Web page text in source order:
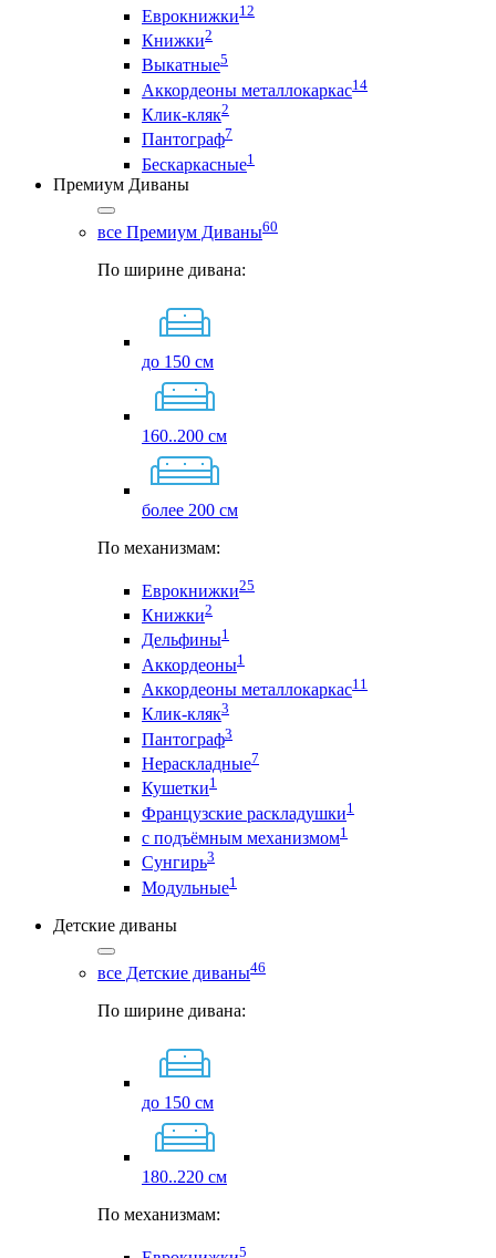
Еврокнижки12
Книжки2
Выкатные5
Аккордеоны металлокаркас14
Клик-кляк2
Пантограф7
Бескаркасные1
Премиум Диваны
все Премиум Диваны60
По ширине дивана:
до 150 см
160..200 см
более 200 см
По механизмам:
Еврокнижки25
Книжки2
Дельфины1
Аккордеоны1
Аккордеоны металлокаркас11
Клик-кляк3
Пантограф3
Нераскладные7
Кушетки1
Французские раскладушки1
с подъёмным механизмом1
Сунгирь3
Модульные1
Детские диваны
все Детские диваны46
По ширине дивана:
до 150 см
180..220 см
По механизмам:
5